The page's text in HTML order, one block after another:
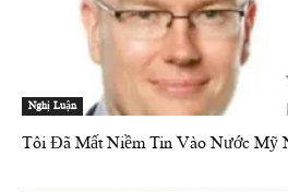
Nghị Luận
Tôi Đã Mất Niềm Tin Vào Nước Mỹ